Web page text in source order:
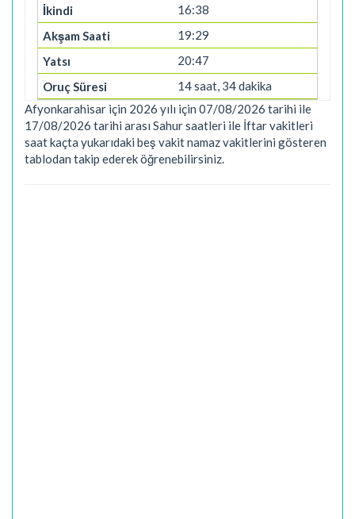
16:38
19:29
20:47
14 saat, 34 dakika
Afyonkarahisar için 2026 yılı için 07/08/2026 tarihi ile
17/08/2026 tarihi arası Sahur saatleri ile İftar vakitleri
saat kaçta yukarıdaki beş vakit namaz vakitlerini gösteren
tablodan takip ederek öğrenebilirsiniz.